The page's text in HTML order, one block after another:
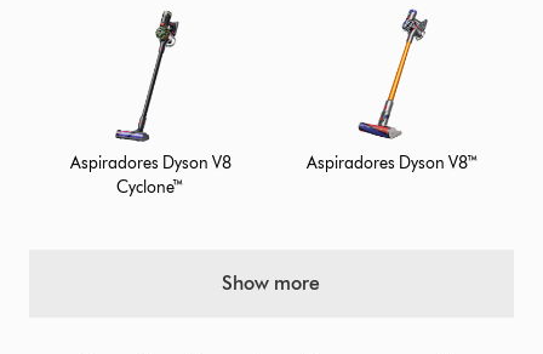
Aspiradores Dyson V8
Cyclone™
Aspiradores Dyson V8™
Show more